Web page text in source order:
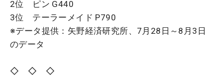
2位 ピン G440
3位 テーラーメイド P790
※データ提供：矢野経済研究所、7月28日～8月3日
のデータ
◇ ◇ ◇